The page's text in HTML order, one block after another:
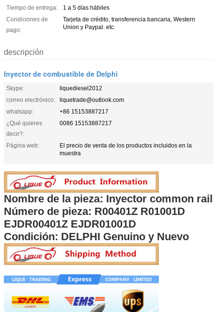
Tiempo de entrega:
1 a 5 días hábiles
Condiciones de
pago:
Tarjeta de crédito, transferencia bancaria, Western
Union y Paypal. etc.
descripción
Inyector de combustible de Delphi
Skype:
liquediesel2012
correo electrónico:
liquetrade@outlook.com
whatsapp:
+86 15153887217
¿Qué quieres
decir?:
0086 15153887217
Página web:
El precio de venta de los productos incluidos en la
muestra
Nombre de la pieza: Inyector common rail
Número de pieza: R00401Z R01001D
EJDR00401Z EJDR01001D
Condición: DELPHI Genuino y Nuevo